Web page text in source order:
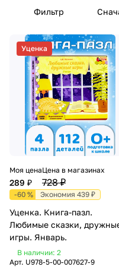
Фильтр
Уценка
Моя цена
289 ₽
Цена в магазинах
728 ₽
-60 % Экономия 439 ₽
Уценка. Книга-пазл.
Любимые сказки,
игры. Январь.
В наличии: 2
Арт. U978-5-00-007627-9